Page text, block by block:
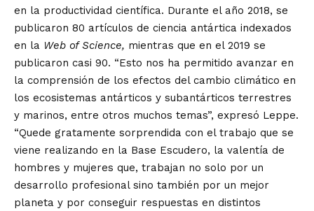
en la productividad científica. Durante el año 2018, se
publicaron 80 artículos de ciencia antártica indexados
en la Web of Science, mientras que en el 2019 se
publicaron casi 90. “Esto nos ha permitido avanzar en
la comprensión de los efectos del cambio climático en
los ecosistemas antárticos y subantárticos terrestres
y marinos, entre otros muchos temas”, expresó Leppe.
“Quede gratamente sorprendida con el trabajo que se
viene realizando en la Base Escudero, la valentía de
hombres y mujeres que, trabajan no solo por un
desarrollo profesional sino también por un mejor
planeta y por conseguir respuestas en distintos